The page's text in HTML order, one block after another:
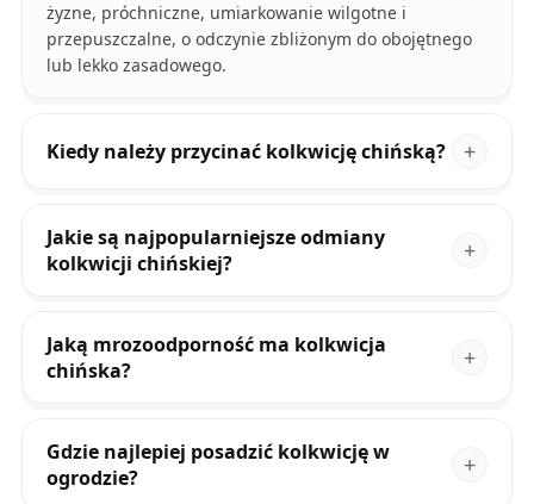
żyzne, próchniczne, umiarkowanie wilgotne i
przepuszczalne, o odczynie zbliżonym do obojętnego
lub lekko zasadowego.
Kiedy należy przycinać kolkwicję chińską?
Jakie są najpopularniejsze odmiany
kolkwicji chińskiej?
Jaką mrozoodporność ma kolkwicja
chińska?
Gdzie najlepiej posadzić kolkwicję w
ogrodzie?